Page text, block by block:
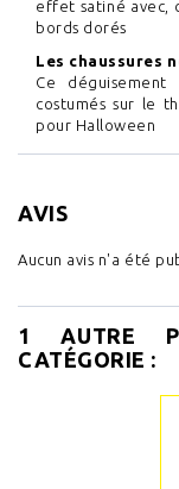
effet satiné avec,
bords dorés
Les chaussures
Ce
costumés sur le
pour Halloween
AVIS
Aucun avis n'a été
1 AUTRE
CATÉGORIE :